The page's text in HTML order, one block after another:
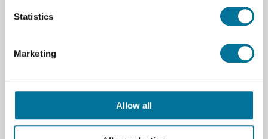
Statistics
Marketing
Allow all